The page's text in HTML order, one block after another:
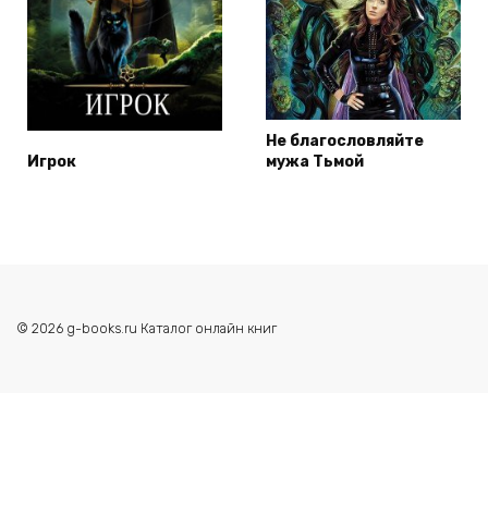
Игрок
Не благословляйте
мужа Тьмой
© 2026 g-books.ru Каталог онлайн книг